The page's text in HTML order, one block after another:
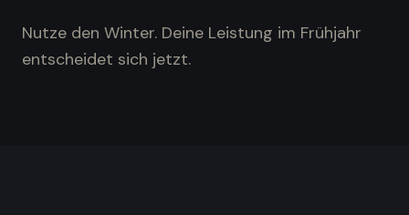
Nutze den Winter. Deine Leistung im Frühjahr
entscheidet sich jetzt.